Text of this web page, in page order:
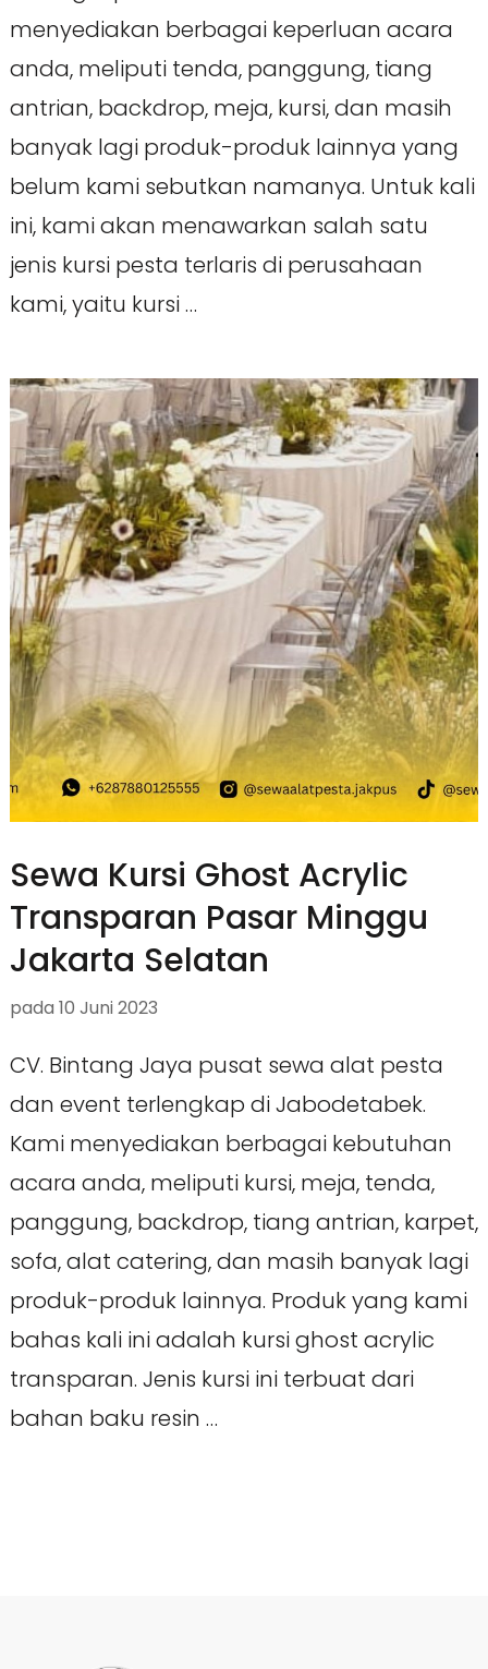
menyediakan berbagai keperluan acara
anda, meliputi tenda, panggung, tiang
antrian, backdrop, meja, kursi, dan masih
banyak lagi produk-produk lainnya yang
belum kami sebutkan namanya. Untuk kali
ini, kami akan menawarkan salah satu
jenis kursi pesta terlaris di perusahaan
kami, yaitu kursi …
Sewa Kursi Ghost Acrylic
Transparan Pasar Minggu
Jakarta Selatan
pada 10 Juni 2023
CV. Bintang Jaya pusat sewa alat pesta
dan event terlengkap di Jabodetabek.
Kami menyediakan berbagai kebutuhan
acara anda, meliputi kursi, meja, tenda,
panggung, backdrop, tiang antrian, karpet,
sofa, alat catering, dan masih banyak lagi
produk-produk lainnya. Produk yang kami
bahas kali ini adalah kursi ghost acrylic
transparan. Jenis kursi ini terbuat dari
bahan baku resin …